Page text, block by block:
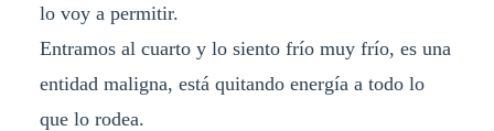
lo voy a permitir.
Entramos al cuarto y lo siento frío muy frío, es una
entidad maligna, está quitando energía a todo lo
que lo rodea.